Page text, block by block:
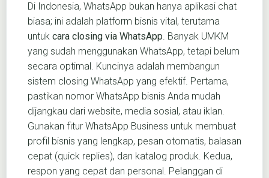
Di Indonesia, WhatsApp bukan hanya aplikasi chat
biasa; ini adalah platform bisnis vital, terutama
untuk cara closing via WhatsApp. Banyak UMKM
yang sudah menggunakan WhatsApp, tetapi belum
secara optimal. Kuncinya adalah membangun
sistem closing WhatsApp yang efektif. Pertama,
pastikan nomor WhatsApp bisnis Anda mudah
dijangkau dari website, media sosial, atau iklan.
Gunakan fitur WhatsApp Business untuk membuat
profil bisnis yang lengkap, pesan otomatis, balasan
cepat (quick replies), dan katalog produk. Kedua,
respon yang cepat dan personal. Pelanggan di